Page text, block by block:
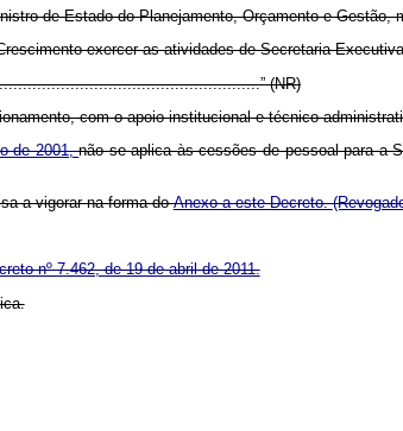
de Estado do Planejamento, Orçamento e
exercer as atividades de Secretaria-
(NR)
com o apoio institucional e técnico-
de 2001,não se aplica às cessões de pessoal para a
a vigorar na forma doAnexo a este Decreto.
nº 7.462, de 19 de abril de 2011.